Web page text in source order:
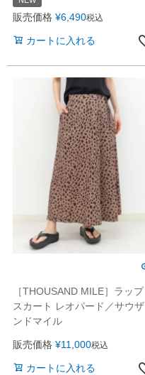
販売価格 ¥6,490税込
カートに入れる
［THOUSAND MILE］ラップ
スカート レオパード／サウザ
ンドマイル
販売価格 ¥11,000税込
カートに入れる